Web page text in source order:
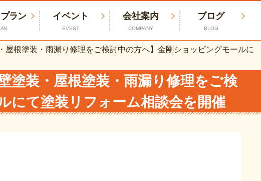
ラン イベント
EVENT
会社案内
COMPANY
ブログ
BLOG
屋根塗装・雨漏り修理をご検討中の方へ】金剛ショッピングモールに
塗装・屋根塗装・雨漏り修理をご検
にて塗装リフォーム相談会を開催